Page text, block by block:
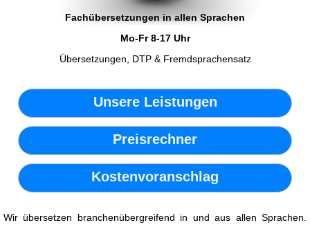
Fachübersetzungen in allen Sprachen
Mo-Fr 8-17 Uhr
Übersetzungen, DTP & Fremdsprachensatz
Unsere Leistungen
Preisrechner
Kostenvoranschlag
Wir übersetzen branchenübergreifend in und aus allen Sprachen.